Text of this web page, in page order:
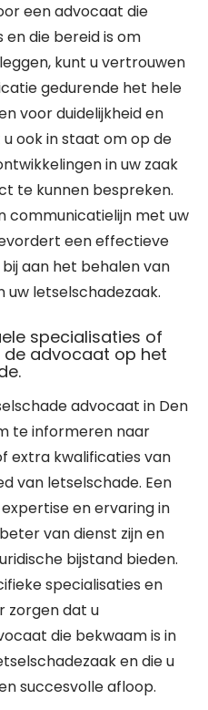
een advocaat die
die bereid is om
kunt u vertrouwen
gedurende het hele
voor duidelijkheid en
ook in staat om op de
in uw zaak
te kunnen bespreken.
communicatielijn met uw
een effectieve
aan het behalen van
uw letselschadezaak.
specialisaties of
advocaat op het
advocaat in Den
te informeren naar
extra kwalificaties van
van letselschade. Een
en ervaring in
van dienst zijn en
bijstand bieden.
specialisaties en
zorgen dat u
die bekwaam is in
en die u
succesvolle afloop.